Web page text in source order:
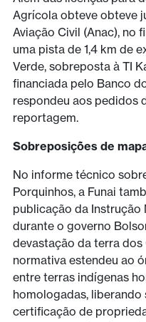
Agrícola obteve obteve
Aviação Civil (Anac), no
uma pista de 1,4 km de
Verde, sobreposta à TI
financiada pelo Banco
respondeu aos pedidos
reportagem.
Sobreposições de
No informe técnico
Porquinhos, a Funai
publicação da
durante o governo
devastação da terra dos
normativa estendeu ao
entre terras indígenas
homologadas, liberando
certificação de